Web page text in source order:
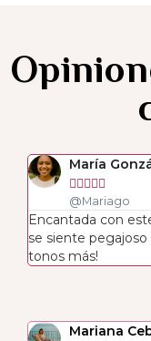
María
    
@Mariago
Encantada con
se siente pegajoso
tonos más!
Mariana